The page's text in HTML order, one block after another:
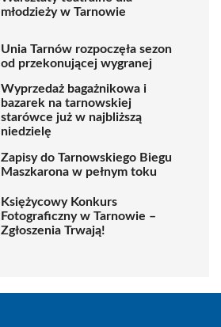
młodzieży w Tarnowie
Unia Tarnów rozpoczęła sezon
od przekonującej wygranej
Wyprzedaż bagażnikowa i
bazarek na tarnowskiej
starówce już w najbliższą
niedzielę
Zapisy do Tarnowskiego Biegu
Maszkarona w pełnym toku
Księżycowy Konkurs
Fotograficzny w Tarnowie –
Zgłoszenia Trwają!